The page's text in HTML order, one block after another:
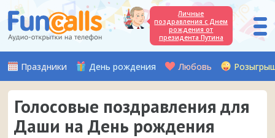
Личные
поздравления с Днем
рождения от
президента Путина
Праздники День рождения Любовь
Голосовые поздравления для
Даши на День рождения